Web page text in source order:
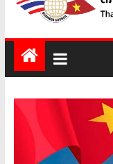
สภาธุรกิจไทย-เวียดน
Trade Promotion of
คณะกรรมการสภาธุรกิ
เวียดนาม อย่างเป็นทา
คณะกรรมการสภาธุรกิ